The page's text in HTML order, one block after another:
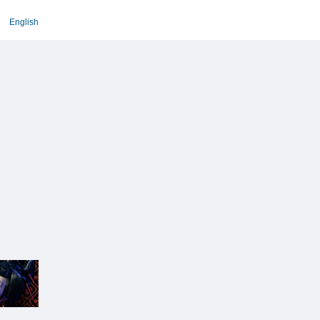
English